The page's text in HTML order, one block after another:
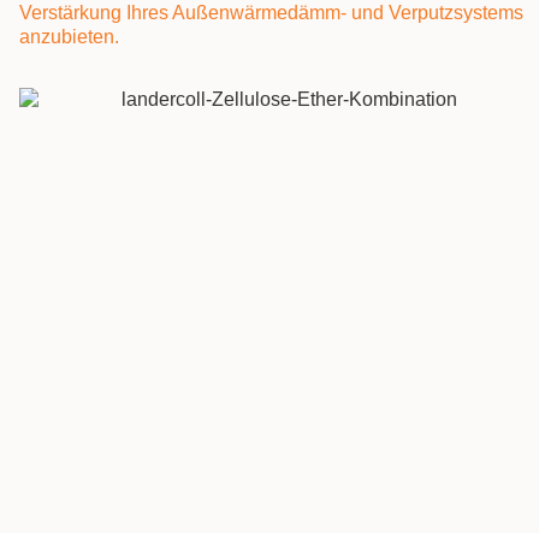
Verstärkung Ihres Außenwärmedämm- und Verputzsystems
anzubieten.